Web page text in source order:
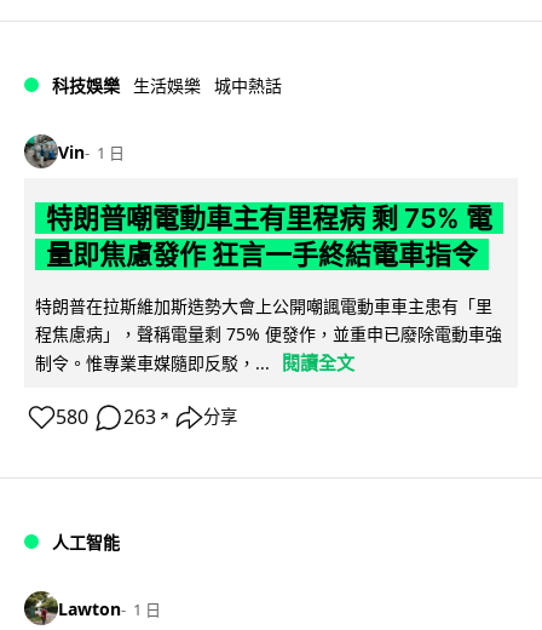
科技娛樂 生活娛樂 城中熱話
Vin 1 日
特朗普嘲電動車主有里程病 剩 75% 電
量即焦慮發作 狂言一手終結電車指令
特朗普在拉斯維加斯造勢大會上公開嘲諷電動車車主患有「里
程焦慮病」，聲稱電量剩 75% 便發作，並重申已廢除電動車強
制令。惟專業車媒隨即反駁，...
閱讀全文
580 263 ↗ 分享
人工智能
Lawton 1 日